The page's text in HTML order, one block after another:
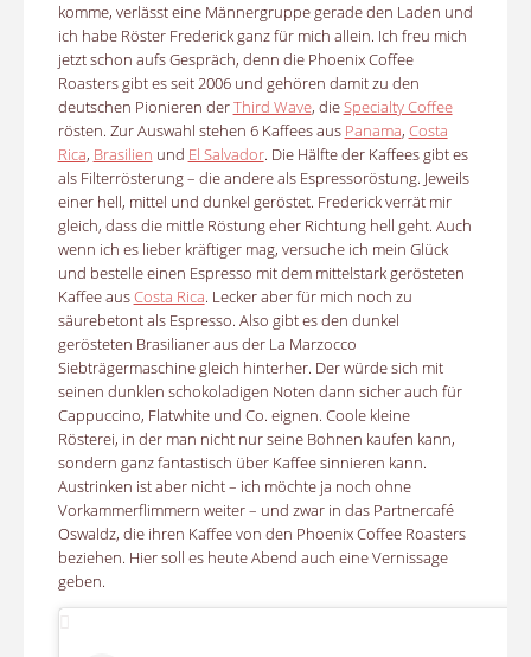
komme, verlässt eine Männergruppe gerade den Laden und
ich habe Röster Frederick ganz für mich allein. Ich freu mich
jetzt schon aufs Gespräch, denn die Phoenix Coffee
Roasters gibt es seit 2006 und gehören damit zu den
deutschen Pionieren derThird Wave, dieSpecialty Coffee
rösten. Zur Auswahl stehen 6 Kaffees aus Panama, Costa
Rica, Brasilien und El Salvador. Die Hälfte der Kaffees gibt es
als Filterrösterung – die andere als Espressoröstung. Jeweils
einer hell, mittel und dunkel geröstet. Frederick verrät mir
gleich, dass die mittle Röstung eher Richtung hell geht. Auch
wenn ich es lieber kräftiger mag, versuche ich mein Glück
und bestelle einen Espresso mit dem mittelstark gerösteten
Kaffee ausCosta Rica. Lecker aber für mich noch zu
säurebetont als Espresso. Also gibt es den dunkel
gerösteten Brasilianer aus der La Marzocco
Siebträgermaschine gleich hinterher. Der würde sich mit
seinen dunklen schokoladigen Noten dann sicher auch für
Cappuccino, Flatwhite und Co. eignen. Coole kleine
Rösterei, in der man nicht nur seine Bohnen kaufen kann,
sondern ganz fantastisch über Kaffee sinnieren kann.
Austrinken ist aber nicht – ich möchte ja noch ohne
Vorkammerflimmern weiter – und zwar in das Partnercafé
Oswaldz, die ihren Kaffee von den Phoenix Coffee Roasters
beziehen. Hier soll es heute Abend auch eine Vernissage
geben.